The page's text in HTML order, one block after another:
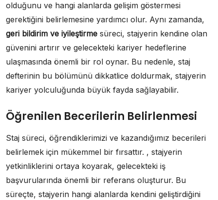
olduğunu ve hangi alanlarda gelişim göstermesi
gerektiğini belirlemesine yardımcı olur. Aynı zamanda,
geri bildirim ve iyileştirme süreci, stajyerin kendine olan
güvenini artırır ve gelecekteki kariyer hedeflerine
ulaşmasında önemli bir rol oynar. Bu nedenle, staj
defterinin bu bölümünü dikkatlice doldurmak, stajyerin
kariyer yolculuğunda büyük fayda sağlayabilir.
Öğrenilen Becerilerin Belirlenmesi
Staj süreci, öğrendiklerimizi ve kazandığımız becerileri
belirlemek için mükemmel bir fırsattır. , stajyerin
yetkinliklerini ortaya koyarak, gelecekteki iş
başvurularında önemli bir referans oluşturur. Bu
süreçte, stajyerin hangi alanlarda kendini geliştirdiğini